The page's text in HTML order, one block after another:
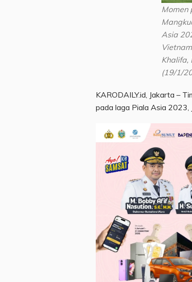
Momen
Asia
Khalifa,
(19/1/
KARODAILY.id, Jakarta –
pada laga Piala Asia 2023,